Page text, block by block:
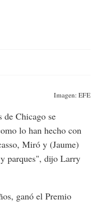
Imagen: EFE
de Chicago se
lo han hecho con
Miró y (Jaume)
y parques", dijo Larry
ganó el Premio